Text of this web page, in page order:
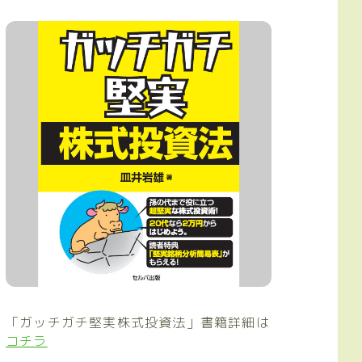
「ガッチガチ堅実株式投資法」書籍詳細は
コチラ